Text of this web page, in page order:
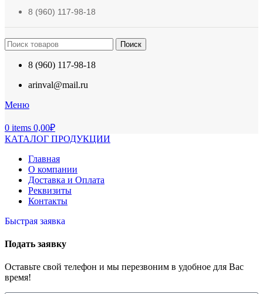
8 (960) 117-98-18
Поиск
8 (960) 117-98-18
arinval@mail.ru
Меню
0 items 0,00₽
КАТАЛОГ ПРОДУКЦИИ
Главная
О компании
Доставка и Оплата
Реквизиты
Контакты
Быстрая заявка
Подать заявку
Оставьте свой телефон и мы перезвоним в удобное для Вас
время!